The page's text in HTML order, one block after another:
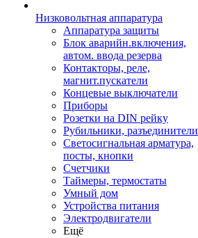
Низковольтная аппаратура
Аппаратура защиты
Блок аварийн.включения,
автом. ввода резерва
Контакторы, реле,
магнит.пускатели
Концевые выключатели
Приборы
Розетки на DIN рейку
Рубильники, разъединители
Светосигнальная арматура,
посты, кнопки
Счетчики
Таймеры, термостаты
Умный дом
Устройства питания
Электродвигатели
Ещё